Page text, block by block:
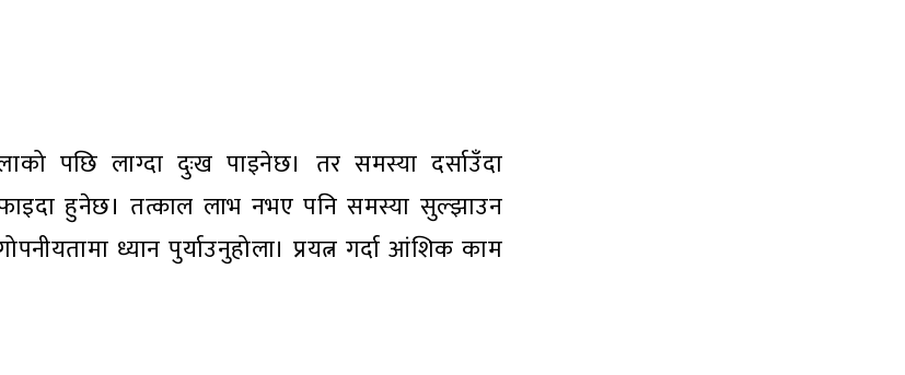
पछि लाग्दा दुःख पाइनेछ। तर समस्या दर्साउँदा
हुनेछ। तत्काल लाभ नभए पनि समस्या सुल्झाउन
ध्यान पुर्याउनुहोला। प्रयत्न गर्दा आंशिक काम